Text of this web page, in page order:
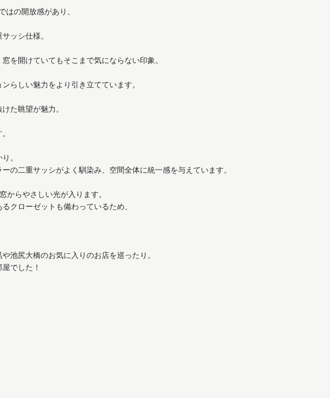
の開放感があり、
ッシ仕様。
を開けていてもそこまで気にならない印象。
らしい魅力をより引き立てています。
た眺望が魅力。
。
の二重サッシがよく馴染み、空間全体に統一感を与えています。
らやさしい光が入ります。
クローゼットも備わっているため、
池尻大橋のお気に入りのお店を巡ったり。
でした！